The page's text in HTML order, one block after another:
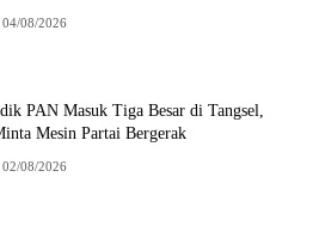
04/08/2026
PAN Masuk Tiga Besar di Tangsel,
Mesin Partai Bergerak
02/08/2026